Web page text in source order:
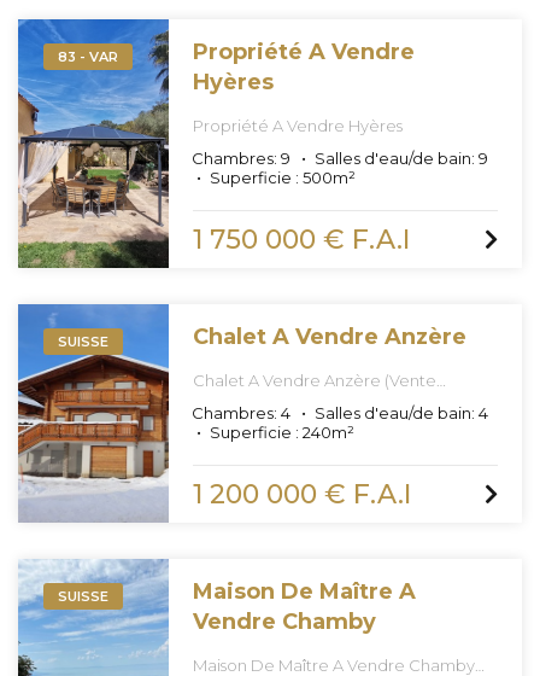
83 - VAR
Propriété A Vendre
Hyères
Propriété A Vendre Hyères
Chambres: 9 Salles d'eau/de bain: 9
Superficie : 500m²
1 750 000 € F.A.I
SUISSE Chalet A Vendre Anzère
Chalet A Vendre Anzère (Vente
Chambres: 4 Salles d'eau/de bain: 4
Superficie : 240m²
1 200 000 € F.A.I
SUISSE
Maison De Maître A
Vendre Chamby
Maison De Maître A Vendre Chamby